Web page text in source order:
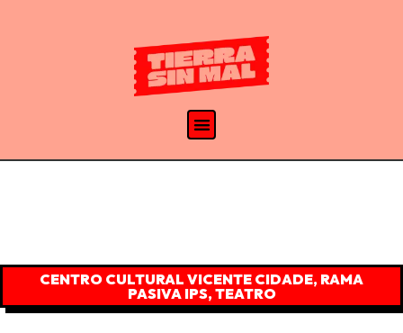
CENTRO CULTURAL VICENTE CIDADE, RAMA
PASIVA IPS,TEATRO